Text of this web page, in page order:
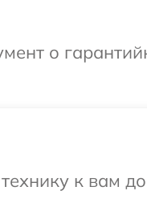
о
к вам